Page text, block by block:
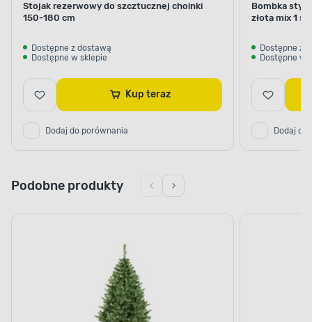
Stojak rezerwowy do szcztucznej choinki
150-180 cm
Dostępne z dostawą
Dostępne w sklepie
Kup teraz
Dodaj do porównania
Bombka
złota mix 1
Dostępne z
Dostępne w
Dodaj do
Podobne produkty